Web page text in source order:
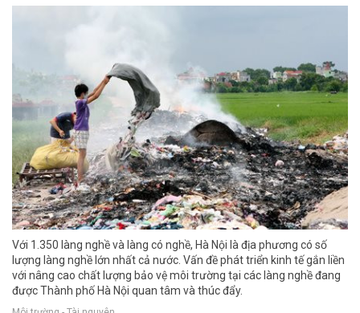
Với 1.350 làng nghề và làng có nghề, Hà Nội là địa phương có số
lượng làng nghề lớn nhất cả nước. Vấn đề phát triển kinh tế gắn liền
với nâng cao chất lượng bảo vệ môi trường tại các làng nghề đang
được Thành phố Hà Nội quan tâm và thúc đẩy.